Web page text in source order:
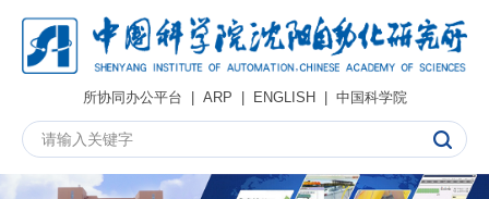
所协同办公平台 | ARP | ENGLISH| 中国科学院